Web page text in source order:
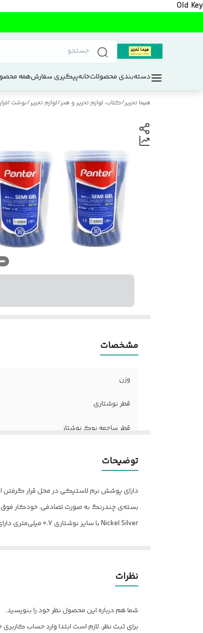
Old Key
دسته‌بندی محصولاتخانهپیگیری سفارشهمه
هیما تحریر/کتاب، لوازم تحریر و هنر/لوازم تحریر/نوشت افزار
مشخصات
وزن
قطر نوشتاری
قطر ساچمه نوک نوشتار
توضیحات
دارای پوشش نرم لاستیکی در محل قرار گرفتن
Nickel Silver با سایز نوشتاری 0.7 میلی‌متری دارای گریپ نرم برای راحتی انگشتان دست شما و نگارش بدون لغزش مناسب برای مصارف اداری و دانش آموزی
نظرات
شما هم درباره این محصول نظر خود را بنویسید.
برای ثبت نظر، لازم است ابتدا وارد حساب